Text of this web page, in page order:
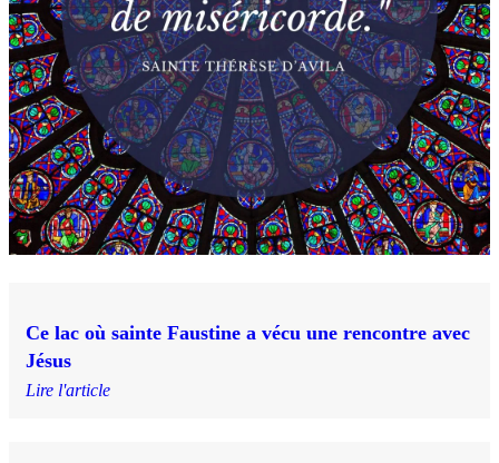
Ce lac où sainte Faustine a vécu une rencontre avec
Jésus
Lire l'article